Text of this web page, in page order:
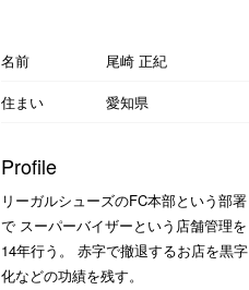
名前
尾崎 正紀
住まい
愛知県
Profile
リーガルシューズのFC本部という部署
で スーパーバイザーという店舗管理を
14年行う。 赤字で撤退するお店を黒字
化などの功績を残す。